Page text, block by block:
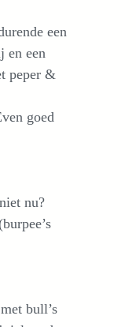
een
en een
peper &
goed
nu?
bull’s